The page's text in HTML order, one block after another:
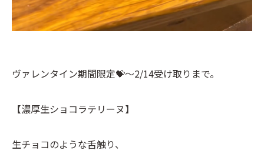
ヴァレンタイン期間限定💝〜2/14受け取りまで。
【濃厚生ショコラテリーヌ】
生チョコのような舌触り、